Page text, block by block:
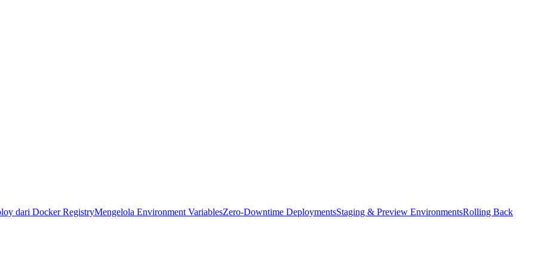
dari Docker RegistryMengelola Environment VariablesZero-Downtime DeploymentsStaging & Preview EnvironmentsRolling Back